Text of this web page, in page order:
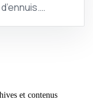
et contenus